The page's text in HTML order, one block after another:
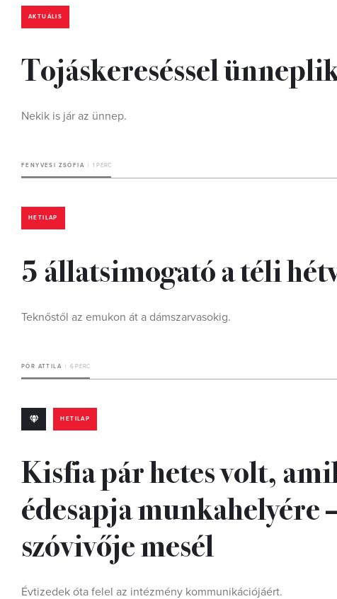
AKTUÁLIS
Tojáskereséssel
Nekik is jár az ünnep.
FENYVESI ZSÓFIA 1 PERC
HETILAP
5 állatsimogató a téli
Teknőstől az emukon át a dámszarvasokig.
PÓR ATTILA 6 PERC
HETILAP
Kisfia pár hetes volt,
édesapja munkahelyére
szóvivője mesél
Évtizedek óta felel az intézmény kommunikációjáért.